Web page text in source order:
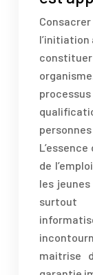
l’initiation
de
les
surtout
maitrise